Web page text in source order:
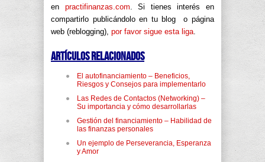
en practifinanzas.com . Si tienes interés en
compartirlo publicándolo en tu blog o página
web (reblogging), por favor sigue esta liga
Artículos relacionados
El autofinanciamiento – Beneficios,
Riesgos y Consejos para implementarlo
Las Redes de Contactos (Networking) –
Su importancia y cómo desarrollarlas
Gestión del financiamiento – Habilidad de
las finanzas personales
Un ejemplo de Perseverancia, Esperanza
y Amor